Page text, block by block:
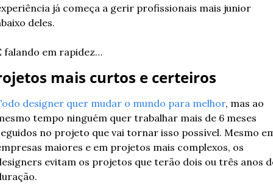
já começa a gerir profissionais mais junior
deles.
falando em rapidez…
mais curtos e certeiros
designer quer mudar o mundo para melhor, mas ao
tempo ninguém quer trabalhar mais de 6 meses
no projeto que vai tornar isso possível. Mesmo
maiores e em projetos mais complexos, os
evitam os projetos que terão dois ou três anos